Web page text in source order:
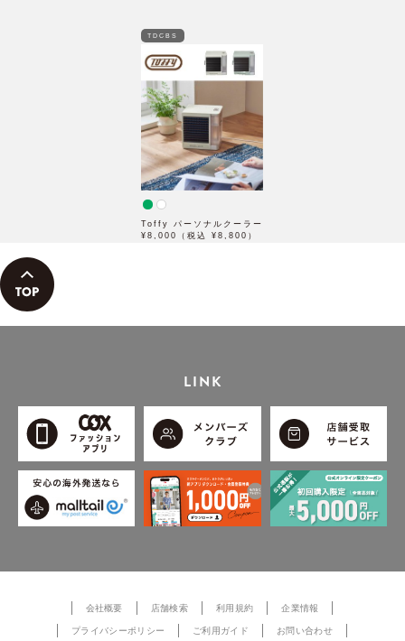
TDCBS
Toffy パーソナルクーラー
¥8,000（税込 ¥8,800）
LINK
会社概要 店舗検索 利用規約 企業情報
プライバシーポリシー ご利用ガイド お問い合わせ